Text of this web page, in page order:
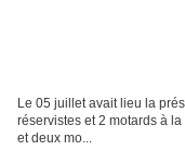
Le 05 juillet avait lieu la
réservistes et 2 motards à
et deux mo...